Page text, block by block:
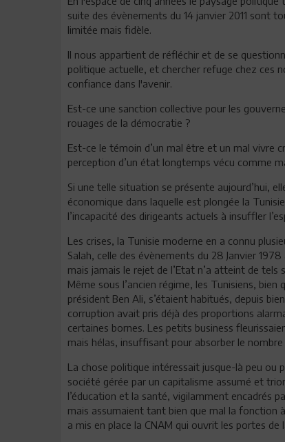
suite des évènements du 14 janvier 2011 sont
limitée mais fidèle.
Il nous appartient de réfléchir et de se
politique actuelle, et chercher refuge chez ces
confiance dans l'avenir.
Est-ce une sanction collective pour les
rouages de la démocratie ?
Est-ce le témoin d’un mal être et un mal vivre
perception d’un état longtemps vécu comme
Si une telle situation se présente aujourd’hui,
économique dans laquelle est plongée la
l’incapacité des dirigeants actuels à insuffler
Les crises, la Tunisie moderne en a connu
Salah, celle des évènements du 28 Janvier
mais jamais le rejet de l’Etat n’a atteint de tels
Même sous l’ancien régime, les Tunisiens,
président Ben Ali, s’étaient habitués, depuis
corruption avait pris déjà des proportions
certaines bornes. Les petits business
mais hélas, insuffisant pour absorber le
La chose politique intéressait jusque-là peu ou
société gérée par un capitalisme assumé et
l’éducation et la santé, vigilamment encadrés
mais assumaient tant bien que mal la fonction
a mis en place la CNAM qui ouvrit les portes